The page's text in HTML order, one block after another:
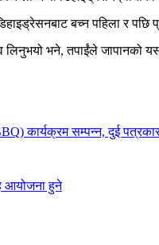
बच्नपहिला र पछि
भने, तपाईंले जापानको
कार्यक्रम सम्पन्न, दुई
आयोजना हुने